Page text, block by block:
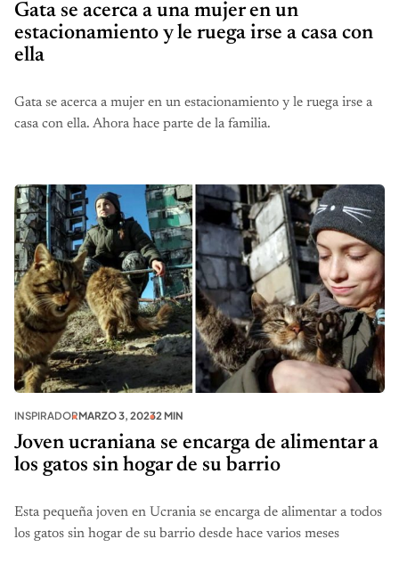
Gata se acerca a una mujer en un
estacionamiento y le ruega irse a casa con
ella
Gata se acerca a mujer en un estacionamiento y le ruega irse a
casa con ella. Ahora hace parte de la familia.
INSPIRADORMARZO 3, 20232 MIN
Joven ucraniana se encarga de alimentar a
los gatos sin hogar de su barrio
Esta pequeña joven en Ucrania se encarga de alimentar a todos
los gatos sin hogar de su barrio desde hace varios meses